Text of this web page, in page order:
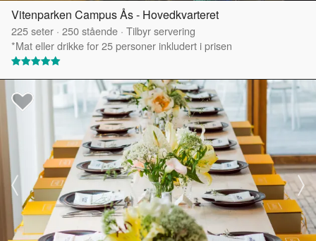
Vitenparken Campus Ås - Hovedkvarteret
225seter · 250stående · Tilbyr servering
*Mat eller drikke for 25 personer inkludert i prisen